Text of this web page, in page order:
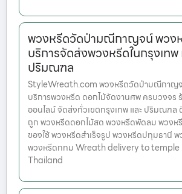
พวงหรีดวัดป่ามณีกาญจน์ พวง
บริการจัดส่งพวงหรีดในกรุงเทพ
ปริมณฑล
StyleWreath.com พวงหรีดวัดป่ามณีกาญ
บริการพวงหรีด ดอกไม้จัดงานศพ ครบวงจร
ออนไลน์ จัดส่งทั่วเขตกรุงเทพ และ ปริมณฑล
ถูก พวงหรีดดอกไม้สด พวงหรีดพัดลม พวงห
ของใช้ พวงหรีดสำเร็จรูป พวงหรีดปทุมธานี
พวงหรีดกทม Wreath delivery to temple
Thailand